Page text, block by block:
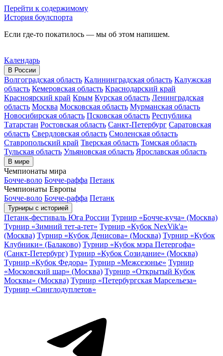
Перейти к содержимому
История боулспорта
Если где-то покатилось — мы об этом напишем.
Календарь
В России
Волгоградская область Калининградская область Калужская
область Кемеровская область Краснодарский край
Красноярский край Крым Курская область Ленинградская
область Москва Московская область Мурманская область
Новосибирская область Псковская область Республика
Татарстан Ростовская область Санкт-Петербург Саратовская
область Свердловская область Смоленская область
Ставропольский край Тверская область Томская область
Тульская область Ульяновская область Ярославская область
В мире
Чемпионаты мира
Бочче-воло Бочче-раффа Петанк
Чемпионаты Европы
Бочче-воло Бочче-раффа Петанк
Турниры с историей
Петанк-фестиваль Юга России Турнир «Бочче-куча» (Москва)
Турнир «Зимний тет-а-тет» Турнир «Кубок NexVik'a»
(Москва) Турнир «Кубок Денисова» (Москва) Турнир «Кубок
Клубники» (Балаково) Турнир «Кубок мэра Петергофа»
(Санкт-Петербург) Турнир «Кубок Созидание» (Москва)
Турнир «Кубок Федора» Турнир «Межсезонье» Турнир
«Московский шар» (Москва) Турнир «Открытый Кубок
Москвы» (Москва) Турнир «Петербургская Марсельеза»
Турнир «Синглодуплетов»